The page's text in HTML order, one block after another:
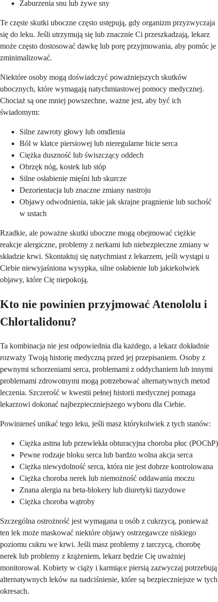
Zaburzenia snu lub żywe sny
Te częste skutki uboczne często ustępują, gdy organizm przyzwyczaja
się do leku. Jeśli utrzymują się lub znacznie Ci przeszkadzają, lekarz
może często dostosować dawkę lub porę przyjmowania, aby pomóc je
zminimalizować.
Niektóre osoby mogą doświadczyć poważniejszych skutków
ubocznych, które wymagają natychmiastowej pomocy medycznej.
Chociaż są one mniej powszechne, ważne jest, aby być ich
świadomym:
Silne zawroty głowy lub omdlenia
Ból w klatce piersiowej lub nieregularne bicie serca
Ciężka duszność lub świszczący oddech
Obrzęk nóg, kostek lub stóp
Silne osłabienie mięśni lub skurcze
Dezorientacja lub znaczne zmiany nastroju
Objawy odwodnienia, takie jak skrajne pragnienie lub suchość
w ustach
Rzadkie, ale poważne skutki uboczne mogą obejmować ciężkie
reakcje alergiczne, problemy z nerkami lub niebezpieczne zmiany w
składzie krwi. Skontaktuj się natychmiast z lekarzem, jeśli wystąpi u
Ciebie niewyjaśniona wysypka, silne osłabienie lub jakiekolwiek
objawy, które Cię niepokoją.
Kto nie powinien przyjmować Atenololu i
Chlortalidonu?
Ta kombinacja nie jest odpowiednia dla każdego, a lekarz dokładnie
rozważy Twoją historię medyczną przed jej przepisaniem. Osoby z
pewnymi schorzeniami serca, problemami z oddychaniem lub innymi
problemami zdrowotnymi mogą potrzebować alternatywnych metod
leczenia. Szczerość w kwestii pełnej historii medycznej pomaga
lekarzowi dokonać najbezpieczniejszego wyboru dla Ciebie.
Powinieneś unikać tego leku, jeśli masz którykolwiek z tych stanów:
Ciężka astma lub przewlekła obturacyjna choroba płuc (POChP)
Pewne rodzaje bloku serca lub bardzo wolna akcja serca
Ciężka niewydolność serca, która nie jest dobrze kontrolowana
Ciężka choroba nerek lub niemożność oddawania moczu
Znana alergia na beta-blokery lub diuretyki tiazydowe
Ciężka choroba wątroby
Szczególna ostrożność jest wymagana u osób z cukrzycą, ponieważ
ten lek może maskować niektóre objawy ostrzegawcze niskiego
poziomu cukru we krwi. Jeśli masz problemy z tarczycą, chorobę
nerek lub problemy z krążeniem, lekarz będzie Cię uważniej
monitorował. Kobiety w ciąży i karmiące piersią zazwyczaj potrzebują
alternatywnych leków na nadciśnienie, które są bezpieczniejsze w tych
okresach.